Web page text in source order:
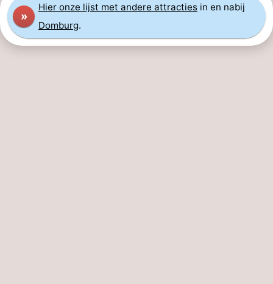
»
Hier onze lijst met andere attracties in en nabij
Domburg.